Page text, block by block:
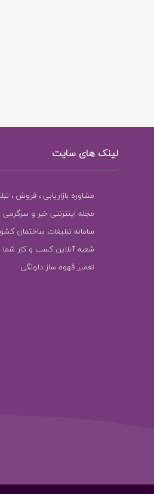
لینک های سایت
مشاوره بازاریابی ، فروش ،
مجله اینترنتی خبر و سرگرمی
سامانه تبلیغات ساختمان
شعبه آنلاین کسب و کار شما
تعمیر قهوه ساز دلونگی